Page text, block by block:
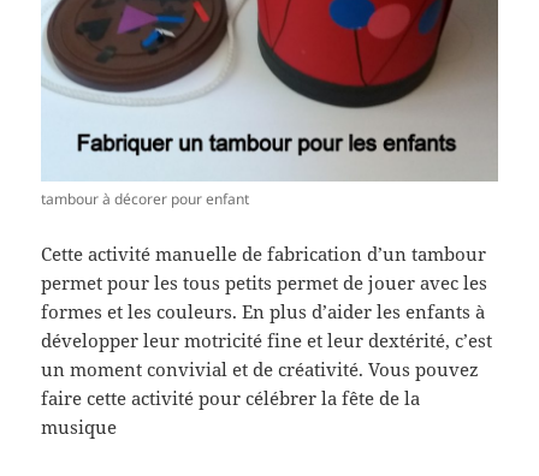
tambour à décorer pour enfant
Cette activité manuelle de fabrication d’un tambour
permet pour les tous petits permet de jouer avec les
formes et les couleurs. En plus d’aider les enfants à
développer leur motricité fine et leur dextérité, c’est
un moment convivial et de créativité. Vous pouvez
faire cette activité pour célébrer la fête de la
musique